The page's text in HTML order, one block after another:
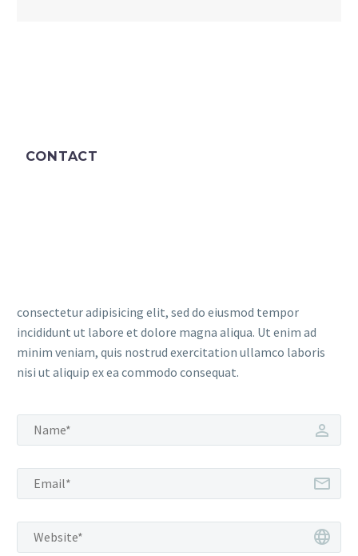
CONTACT
consectetur adipisicing elit, sed do eiusmod tempor
incididunt ut labore et dolore magna aliqua. Ut enim ad
minim veniam, quis nostrud exercitation ullamco laboris
nisi ut aliquip ex ea commodo consequat.